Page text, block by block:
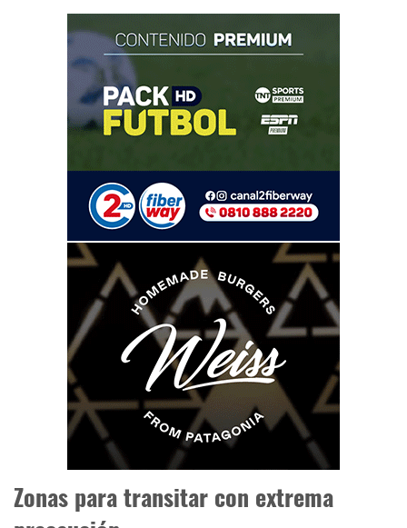
Zonas para transitar con extrema